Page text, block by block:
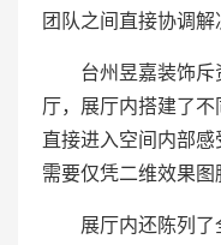
团队之间直接协调解
台州昱嘉装饰
厅，展厅内搭建了
直接进入空间内部
需要仅凭二维效果图
展厅内还陈列了